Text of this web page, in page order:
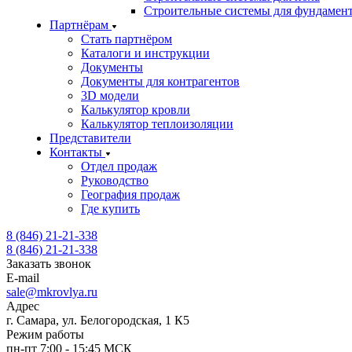
Строительные системы для
Партнёрам
Стать партнёром
Каталоги и инструкции
Документы
Документы для контрагентов
3D модели
Калькулятор кровли
Калькулятор теплоизоляции
Представители
Контакты
Отдел продаж
Руководство
География продаж
Где купить
8 (846) 21-21-338
8 (846) 21-21-338
Заказать звонок
E-mail
sale@mkrovlya.ru
Адрес
г. Самара, ул. Белогородская, 1 К5
Режим работы
пн-пт 7:00 - 15:45 МСК